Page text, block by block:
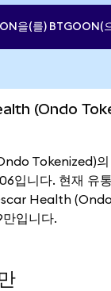
을(를) BTGOON(
(Ondo
Tokenized)의
입니다. 현재 유
Health
입니다.